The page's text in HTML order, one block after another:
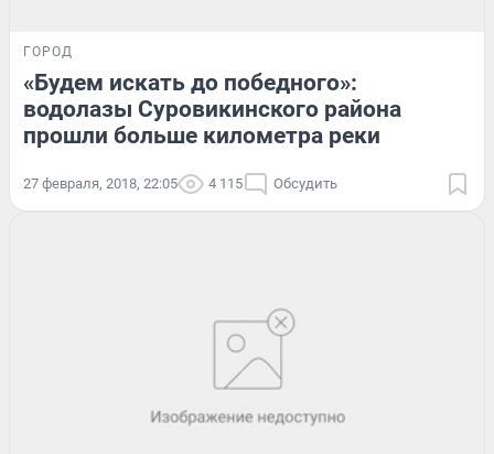
ГОРОД
«Будем искать до победного»:
водолазы Суровикинского района
прошли больше километра реки
27 февраля, 2018, 22:05 4 115 Обсудить